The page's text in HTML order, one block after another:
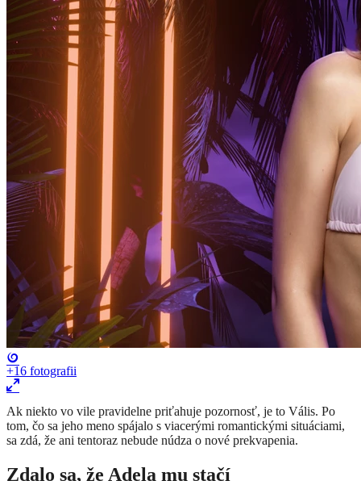
+16 fotografii
​Ak niekto vo vile pravidelne priťahuje pozornosť, je to Vális. Po
tom, čo sa jeho meno spájalo s viacerými romantickými situáciami,
sa zdá, že ani tentoraz nebude núdza o nové prekvapenia.
Zdalo sa, že Adela mu stačí